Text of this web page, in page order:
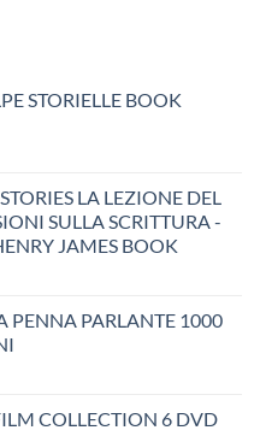
STORIELLE BOOK
LA LEZIONE DEL
SULLA SCRITTURA -
JAMES BOOK
PENNA PARLANTE 1000
COLLECTION 6 DVD